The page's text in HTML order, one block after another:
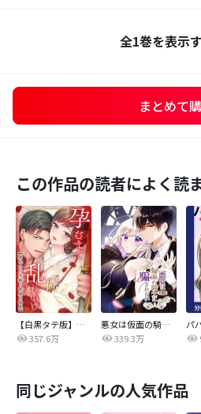
全1巻を表示
まとめて
この作品の読者によく読
【白黒タテ版】孕むまで乱れいけ～身代わり花嫁と軍服の猛愛
357.6万
悪女は仮面の騎士に騙されない
339.3万
同じジャンルの人気作品